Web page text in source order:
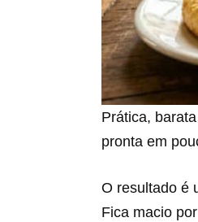
Prática,
pronta em
O resultado é
Fica macio